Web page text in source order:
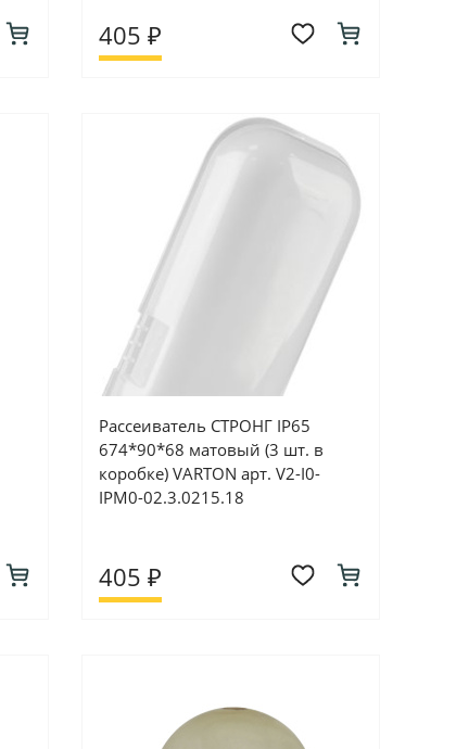
405 ₽
Рассеиватель СТРОНГ IP65
674*90*68 матовый (3 шт. в
коробке) VARTON арт. V2-I0-
IPM0-02.3.0215.18
405 ₽